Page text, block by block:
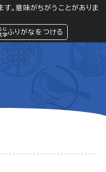
す。意味がちがうことがありま
ふりがなをつける
閲覧支援
緊急情報